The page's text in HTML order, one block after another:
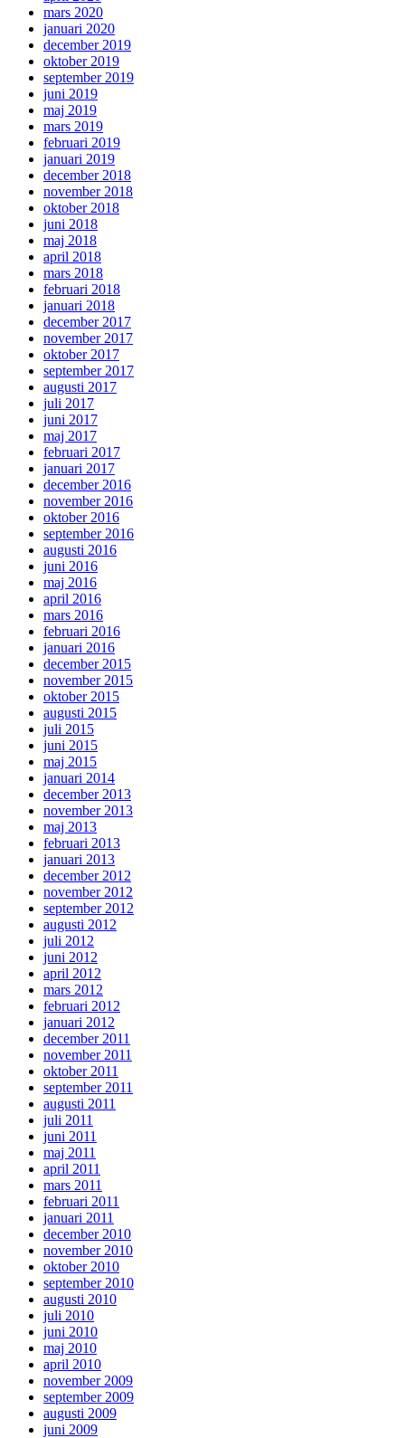
mars 2020
januari 2020
december 2019
oktober 2019
september 2019
juni 2019
maj 2019
mars 2019
februari 2019
januari 2019
december 2018
november 2018
oktober 2018
juni 2018
maj 2018
april 2018
mars 2018
februari 2018
januari 2018
december 2017
november 2017
oktober 2017
september 2017
augusti 2017
juli 2017
juni 2017
maj 2017
februari 2017
januari 2017
december 2016
november 2016
oktober 2016
september 2016
augusti 2016
juni 2016
maj 2016
april 2016
mars 2016
februari 2016
januari 2016
december 2015
november 2015
oktober 2015
augusti 2015
juli 2015
juni 2015
maj 2015
januari 2014
december 2013
november 2013
maj 2013
februari 2013
januari 2013
december 2012
november 2012
september 2012
augusti 2012
juli 2012
juni 2012
april 2012
mars 2012
februari 2012
januari 2012
december 2011
november 2011
oktober 2011
september 2011
augusti 2011
juli 2011
juni 2011
maj 2011
april 2011
mars 2011
februari 2011
januari 2011
december 2010
november 2010
oktober 2010
september 2010
augusti 2010
juli 2010
juni 2010
maj 2010
april 2010
november 2009
september 2009
augusti 2009
juni 2009